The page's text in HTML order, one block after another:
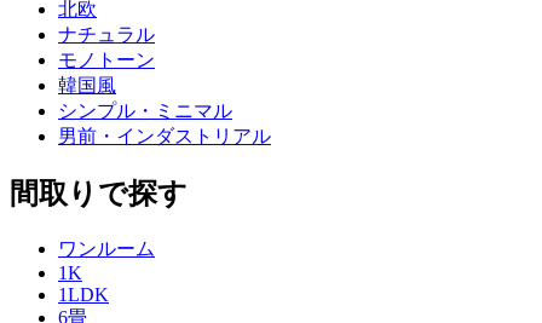
北欧
ナチュラル
モノトーン
韓国風
シンプル・ミニマル
男前・インダストリアル
間取りで探す
ワンルーム
1K
1LDK
6畳